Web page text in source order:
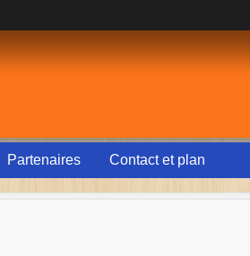
Partenaires Contact et plan